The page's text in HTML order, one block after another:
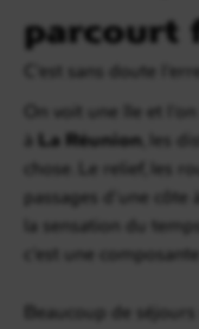
parcourt
C’est sans doute
On voit une île et
à La Réunion , les
chose. Le relief, les
passages d’une
la sensation du
c’est une
Beaucoup de